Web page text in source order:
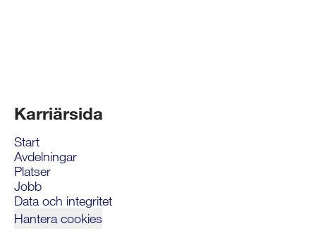
Karriärsida
Start
Avdelningar
Platser
Jobb
Data och integritet
Hantera cookies